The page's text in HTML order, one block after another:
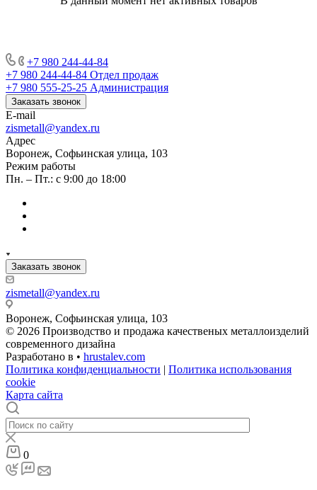
+7 980 244-44-84
+7 980 244-44-84 Отдел продаж
+7 980 555-25-25 Администрация
Заказать звонок
E-mail
zismetall@yandex.ru
Адрес
Воронеж, Софьинская улица, 103
Режим работы
Пн. – Пт.: с 9:00 до 18:00
Заказать звонок
zismetall@yandex.ru
Воронеж, Софьинская улица, 103
© 2026 Производство и продажа качественых металлоизделий
современного дизайна
Разработано в • hrustalev.com
Политика конфиденциальности | Политика использования
cookie
Карта сайта
0